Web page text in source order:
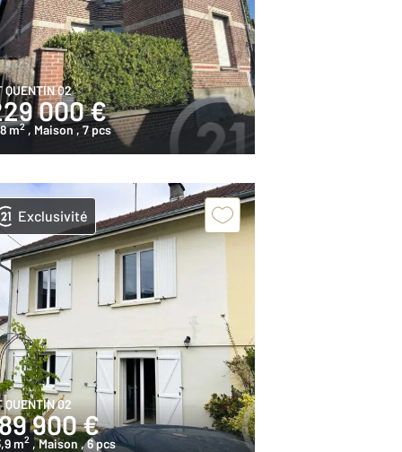
QUENTIN 02
000 €
m2 , Maison, 7 pcs
Exclusivité
QUENTIN 02
900 €
m2 , Maison , 6 pcs